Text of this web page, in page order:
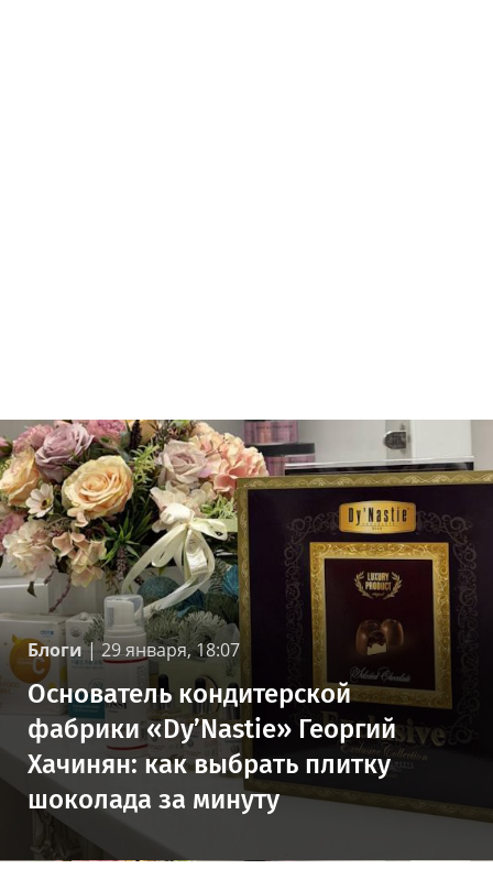
Блоги|29 января, 18:07
Основатель кондитерской
фабрики «Dy’Nastie» Георгий
Хачинян: как выбрать плитку
шоколада за минуту